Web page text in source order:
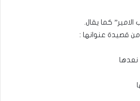
كما يقال.
قصيدة عنوانها :
نعدها